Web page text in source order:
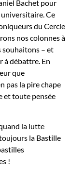
Bachet pour
Ce
du Cercle
nos colonnes à
souhaitons – et
à débattre. En
que
pas la pire chape
et toute pensée
la lutte
toujours la Bastille
!